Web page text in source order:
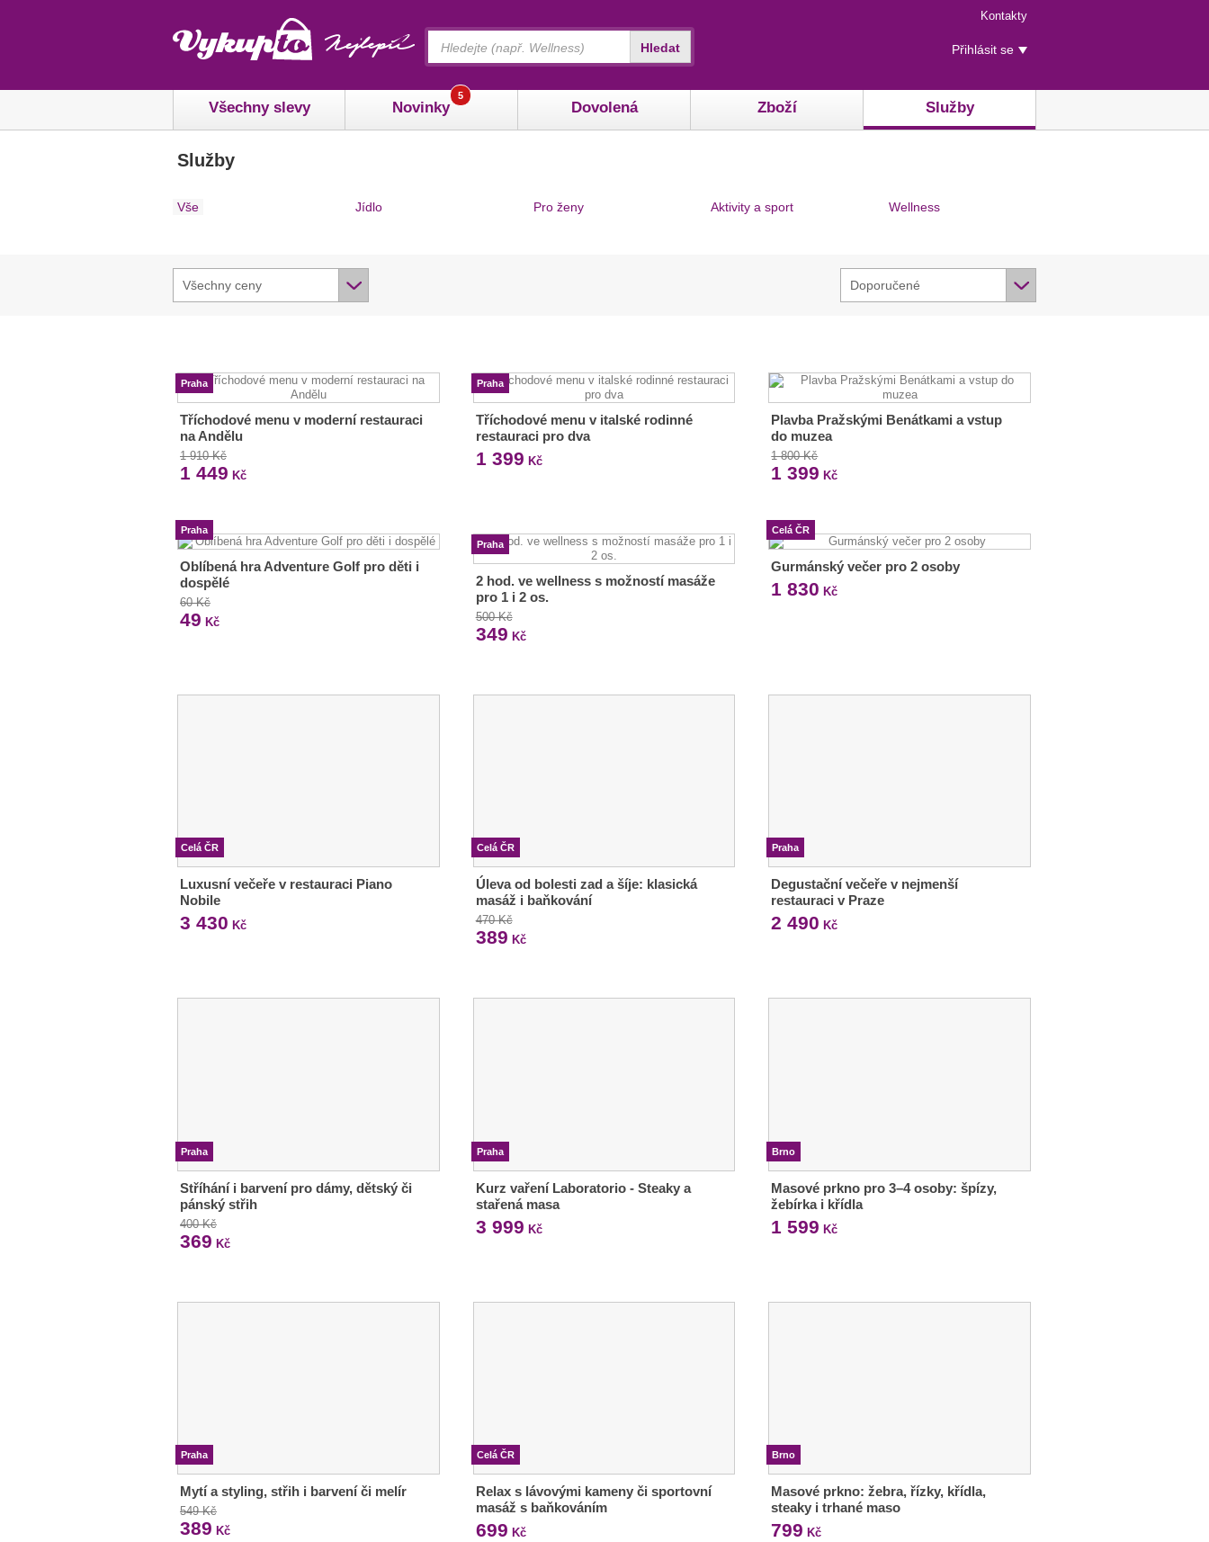
Menu
rychlého
přístupu
Kontakty
Uživatelské
menu
Přihlásit se
Všechny slevy Novinky
5
Dovolená Zboží Služby
Hledat
Služby
Vše Jídlo Pro ženy Aktivity a sport Wellness
Všechny ceny Doporučené
Praha
Tříchodové menu v moderní restauraci
na Andělu
1 910 Kč
1 449 Kč
Praha
Tříchodové menu v italské rodinné
restauraci pro dva
1 399 Kč
Plavba Pražskými Benátkami a vstup
do muzea
1 800 Kč
1 399 Kč
Praha
Oblíbená hra Adventure Golf pro děti i
dospělé
60 Kč
49 Kč
Praha
2 hod. ve wellness s možností masáže
pro 1 i 2 os.
500 Kč
349 Kč
Celá ČR
Gurmánský večer pro 2 osoby
1 830 Kč
Celá ČR
Luxusní večeře v restauraci Piano
Nobile
3 430 Kč
Celá ČR
Úleva od bolesti zad a šíje: klasická
masáž i baňkování
470 Kč
389 Kč
Praha
Degustační večeře v nejmenší
restauraci v Praze
2 490 Kč
Praha
Stříhání i barvení pro dámy, dětský či
pánský střih
400 Kč
369 Kč
Praha
Kurz vaření Laboratorio - Steaky a
stařená masa
3 999 Kč
Brno
Masové prkno pro 3–4 osoby: špízy,
žebírka i křídla
1 599 Kč
Praha
Mytí a styling, střih i barvení či melír
549 Kč
389 Kč
Celá ČR
Relax s lávovými kameny či sportovní
masáž s baňkováním
699 Kč
Brno
Masové prkno: žebra, řízky, křídla,
steaky i trhané maso
799 Kč